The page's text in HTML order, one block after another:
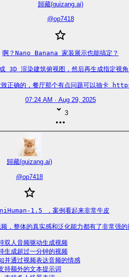
歸藏(guizang.ai)
@op7418
啊？Nano Banana 家装展示也能搞定？
3D 渲染建筑俯视图，然后再生成指定视
大致正确的，餐厅那个有点问题可以抽
07:24 AM · Aug 29, 2025
3
歸藏(guizang.ai)
@op7418
1.5 ，案例看起来非常牛皮
，整体的真实感和泛化能力都有了非常强的
双人音频驱动生成视频
生成超过一分钟的视频
并通过视频表达音频的情感
持额外的文本提示词